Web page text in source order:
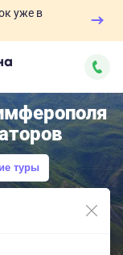
уже в
туры